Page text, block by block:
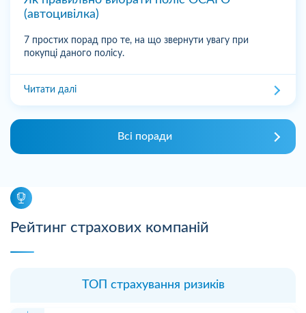
(автоцивілка)
7 простих порад про те, на що звернути увагу при
покупці даного полісу.
Читати далі
Всі поради
Рейтинг страхових компаній
ТОП страхування ризиків